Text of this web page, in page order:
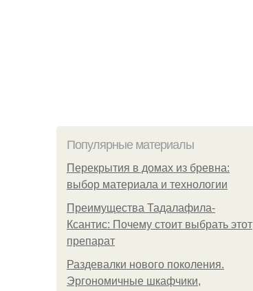
Популярные материалы
Перекрытия в домах из бревна:
выбор материала и технологии
Преимущества Тадалафила-
Ксантис: Почему стоит выбрать этот
препарат
Раздевалки нового поколения.
Эргономичные шкафчики,